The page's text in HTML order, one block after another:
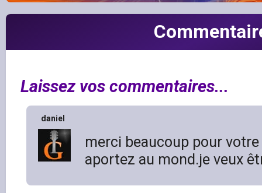
Laissez vos commentaires...
daniel
merci beaucoup pour
aportez au mond.je veux